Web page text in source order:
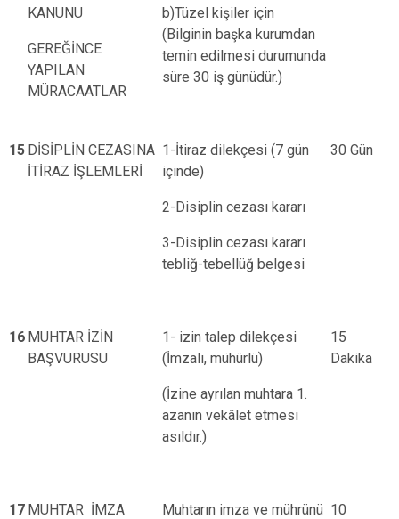
KANUNU
GEREĞİNCE
YAPILAN
MÜRACAATLAR
b)Tüzel kişiler için
(Bilginin başka kurumdan
temin edilmesi durumunda
süre 30 iş günüdür.)
15 DİSİPLİN CEZASINA
İTİRAZ İŞLEMLERİ
1-İtiraz dilekçesi (7 gün
içinde)
2-Disiplin cezası kararı
3-Disiplin cezası kararı
tebliğ-tebellüğ belgesi
30 Gün
16 MUHTAR İZİN
BAŞVURUSU
1- izin talep dilekçesi
(İmzalı, mühürlü)
(İzine ayrılan muhtara 1.
azanın vekâlet etmesi
asıldır.)
15
Dakika
17 MUHTAR İMZA
Muhtarın imza ve mührünü 10